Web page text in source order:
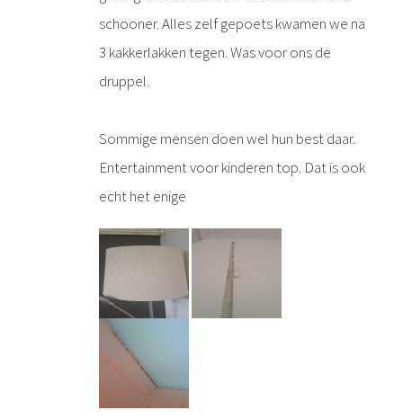
schooner. Alles zelf gepoets kwamen we na
3 kakkerlakken tegen. Was voor ons de
druppel.
Sommige mensen doen wel hun best daar.
Entertainment voor kinderen top. Dat is ook
echt het enige